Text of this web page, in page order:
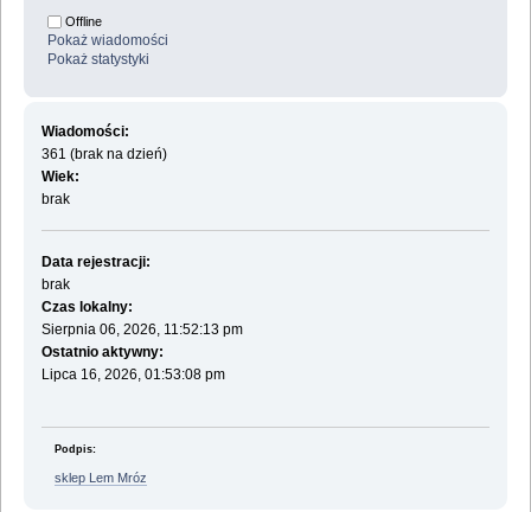
Offline
Pokaż wiadomości
Pokaż statystyki
Wiadomości:
361 (brak na dzień)
Wiek:
brak
Data rejestracji:
brak
Czas lokalny:
Sierpnia 06, 2026, 11:52:13 pm
Ostatnio aktywny:
Lipca 16, 2026, 01:53:08 pm
Podpis:
sklep Lem Mróz